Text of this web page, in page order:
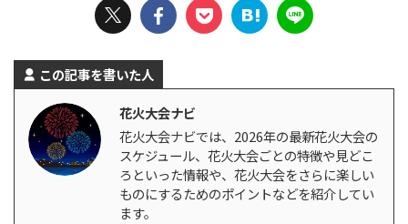
この記事を書いた人
花火大会ナビ
花火大会ナビでは、2026年の最新花火大会の
スケジュール、花火大会ごとの特徴や見どこ
ろといった情報や、花火大会をさらに楽しい
ものにするためのポイントなどを紹介してい
ます。